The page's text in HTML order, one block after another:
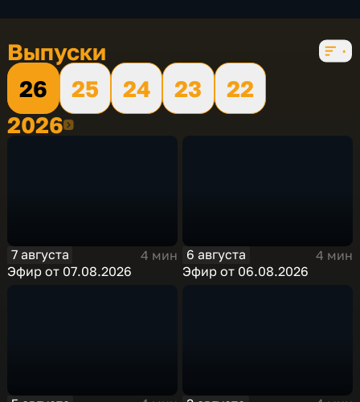
Выпуски
26
25 24 23
22
20262026
7 августа
4 мин
Эфир от 07.08.2026
6 августа
4 мин
Эфир от 06.08.2026